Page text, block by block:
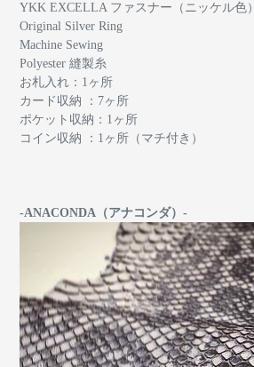
YKK EXCELLA ファスナー（ニッケル色）
Original Silver Ring
Machine Sewing
Polyester 縫製糸
お札入れ：1ヶ所
カード収納 ：7ヶ所
ポケット収納：1ヶ所
コイン収納 ：1ヶ所（マチ付き）
-ANACONDA（アナコンダ）-